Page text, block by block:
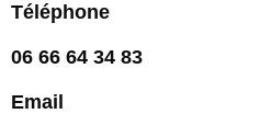
Téléphone
06 66 64 34 83
Email